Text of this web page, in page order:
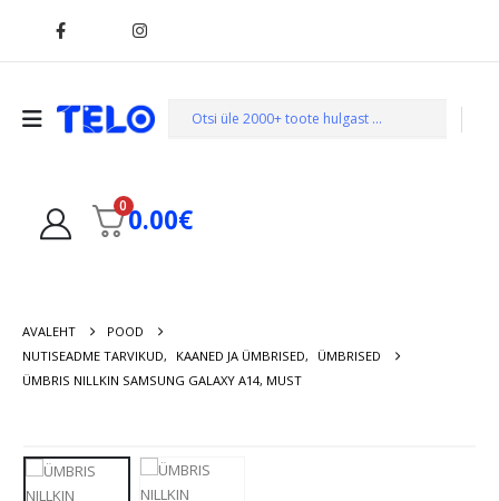
00.00€
AVALEHT
POOD
NUTISEADME TARVIKUD, KAANED JA ÜMBRISED,
ÜMBRISED
ÜMBRIS NILLKIN SAMSUNG GALAXY A14, MUST